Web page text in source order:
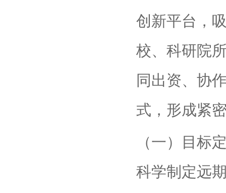
创新平台，
校、科研院
同出资、协
式，形成紧
（一）目标
科学制定远